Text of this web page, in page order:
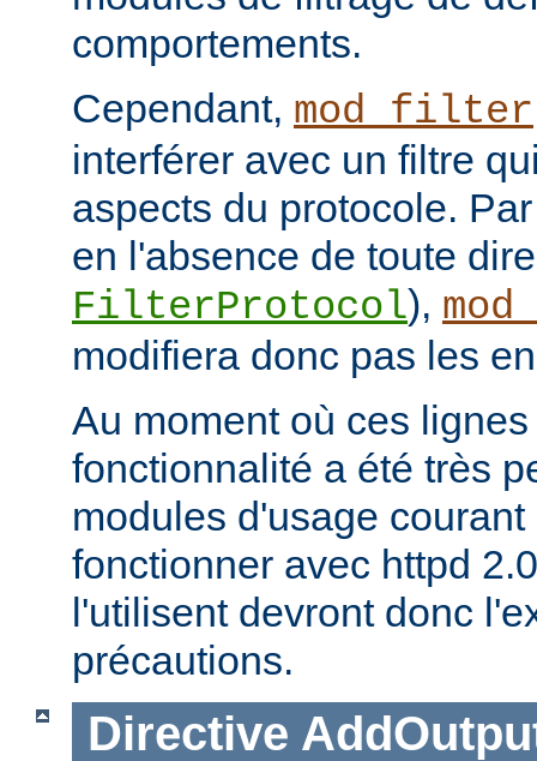
comportements.
Cependant, mod_filter
interférer avec un filtre
aspects du protocole.
en l'absence de toute
FilterProtocol),
modifiera donc pas les
Au moment où ces
fonctionnalité a été très
modules d'usage
fonctionner avec httpd
l'utilisent devront donc
précautions.
Directive